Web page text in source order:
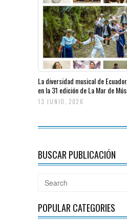
La diversidad musical de
en la 31 edición de La Mar de
13 JUNIO, 2026
BUSCAR PUBLICACIÓN
POPULAR CATEGORIES